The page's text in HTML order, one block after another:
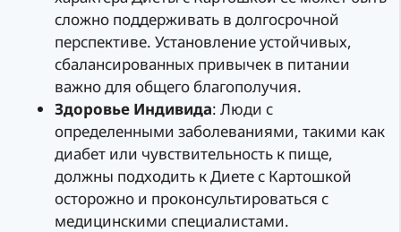
сложно поддерживать в долгосрочной
перспективе. Установление устойчивых,
сбалансированных привычек в питании
важно для общего благополучия.
Здоровье Индивида: Люди с
определенными заболеваниями, такими как
диабет или чувствительность к пище,
должны подходить к Диете с Картошкой
осторожно и проконсультироваться с
медицинскими специалистами.